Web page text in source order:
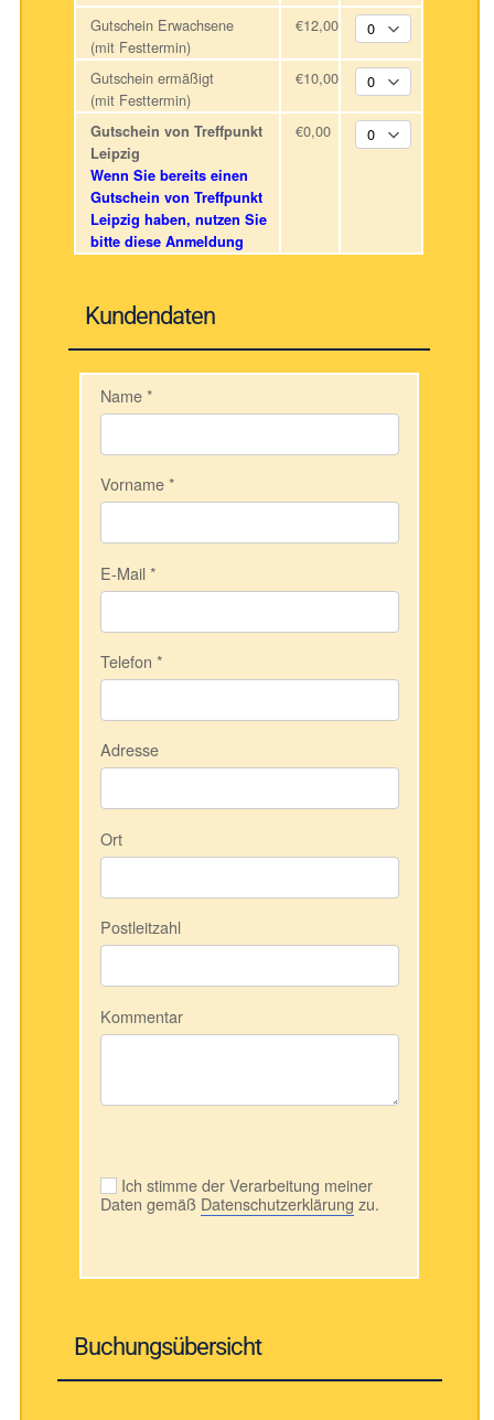
Gutschein Erwachsene
(mit Festtermin)
€12,00
Gutschein ermäßigt
(mit Festtermin)
€10,00
Gutschein von Treffpunkt
Leipzig
Wenn Sie bereits einen
Gutschein von Treffpunkt
Leipzig haben, nutzen Sie
bitte diese Anmeldung
€0,00
Kundendaten
Name*
Vorname*
E-Mail*
Telefon *
Adresse
Ort
Postleitzahl
Kommentar
Ich stimme der Verarbeitung meiner
Daten gemäß Datenschutzerklärung zu.
Buchungsübersicht